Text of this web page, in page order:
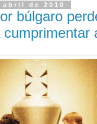
de 2010
búlgaro